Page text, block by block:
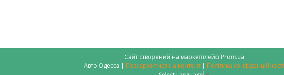
Сайт створений на маркетплейсі Prom.ua
Авто Одесса | Поскаржитися на контент | Політика конфіденційності